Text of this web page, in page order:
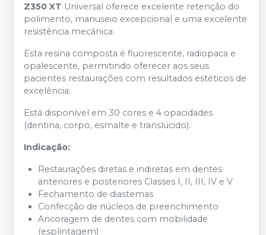
Z350 XT Universal oferece excelente retenção do
polimento, manuseio excepcional e uma excelente
resistência mecânica.
Esta resina composta é fluorescente, radiopaca e
opalescente, permitindo oferecer aos seus
pacientes restaurações com resultados estéticos de
excelência.
Está disponível em 30 cores e 4 opacidades
(dentina, corpo, esmalte e translúcido).
Indicação:
Restaurações diretas e indiretas em dentes
anteriores e posteriores Classes I, II, III, IV e V
Fechamento de diastemas
Confecção de núcleos de preenchimento
Ancoragem de dentes com mobilidade
(esplintagem)